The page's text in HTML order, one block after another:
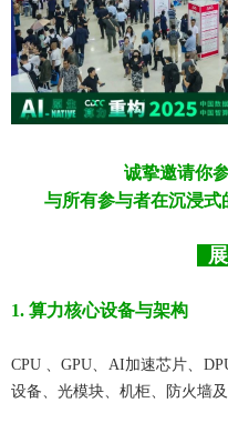
诚挚邀请你
与所有参与者在沉浸式
展
1. 算力核心设备与架构
CPU 、GPU、AI加速芯片、
设备、光模块、机柜、防火墙及